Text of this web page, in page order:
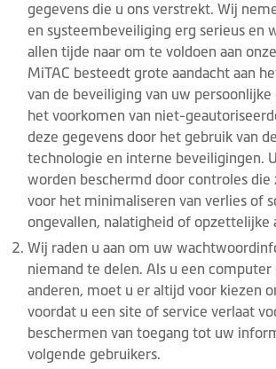
gegevens die u ons verstrekt. Wij
en systeembeveiliging erg serieus en
allen tijde naar om te voldoen aan
MiTAC besteedt grote aandacht aan
van de beveiliging van uw persoonlijke
het voorkomen van niet-
deze gegevens door het gebruik van
technologie en interne beveiligingen.
worden beschermd door controles die
voor het minimaliseren van verlies of
ongevallen, nalatigheid of opzettelijke
Wij raden u aan om uw
niemand te delen. Als u een
anderen, moet u er altijd voor kiezen
voordat u een site of service verlaat
beschermen van toegang tot uw
volgende gebruikers.